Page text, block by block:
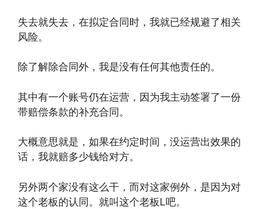
失去就失去，在拟定合同时，我就已经规避了相关
风险。
除了解除合同外，我是没有任何其他责任的。
其中有一个账号仍在运营，因为我主动签署了一份
带赔偿条款的补充合同。
大概意思就是，如果在约定时间，没运营出效果的
话，我就赔多少钱给对方。
另外两个家没有这么干，而对这家例外，是因为对
这个老板的认同。就叫这个老板L吧。